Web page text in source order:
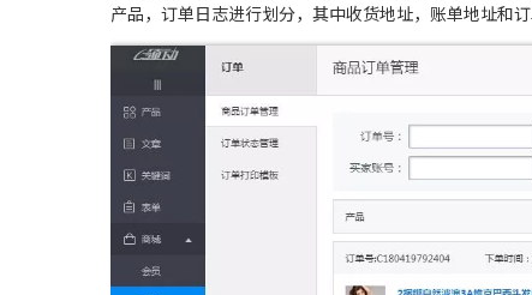
产品，订单日志进行划分，其中收货地址，账单地址和